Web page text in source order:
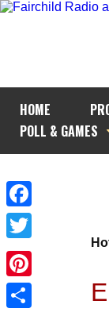
HOME
POLL & GAMES
Facebook
Twitter
Pinterest